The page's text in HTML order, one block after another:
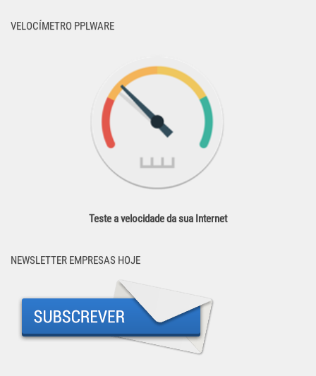
VELOCÍMETRO PPLWARE
Teste a velocidade da sua Internet
NEWSLETTER EMPRESAS HOJE